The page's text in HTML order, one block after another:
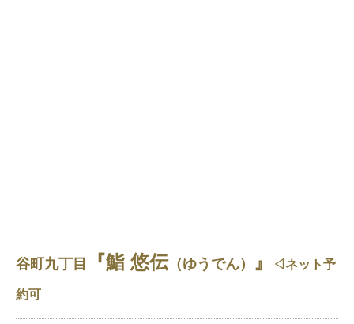
谷町九丁目 『鮨 悠伝（ゆうでん） 』 ◁ネット予
約可